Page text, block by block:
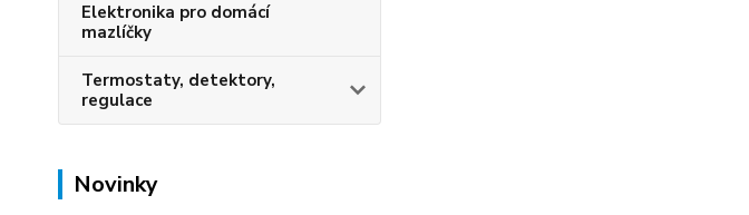
Elektronika pro domácí
mazlíčky
Termostaty, detektory,
regulace
Novinky